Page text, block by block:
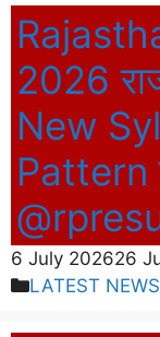
2026
New
Pattern
6 July 202626
Categories
LATEST NEWS